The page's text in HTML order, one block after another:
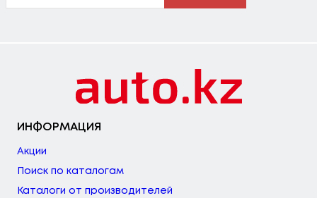
ИНФОРМАЦИЯ
Акции
Поиск по каталогам
Каталоги от производителей